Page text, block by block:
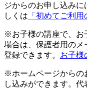
ジからのお申し込み
しくは 「初めてご利用
※お子様の講座で、お
場合は、保護者用の
登録できます。 お子様
※ホームページからの
し込みができます。